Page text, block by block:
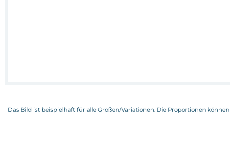
Das Bild ist beispielhaft für alle Größen/Variationen. Die Proportionen